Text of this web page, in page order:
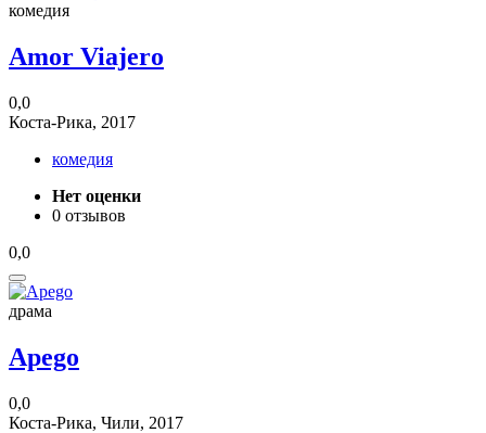
комедия
Amor Viajero
0,0
Коста-Рика, 2017
комедия
Нет оценки
0 отзывов
0,0
драма
Apego
0,0
Коста-Рика, Чили, 2017